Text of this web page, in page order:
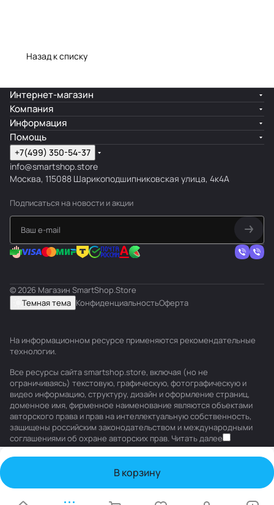
Назад к списку
В корзину
Интернет-магазин
Компания
Информация
Помощь
+7(499) 350-54-37
info@smartshop.store
Москва, 115088 Шарикоподшипниковская улица, 4к4А
Подписаться на новости и акции
© 2026 Магазин SmartShop.Store
Темная тема КонфиденциальностьОферта
На информационном ресурсе применяются рекомендательные
технологии.
Все ресурсы сайта smartshop.store, включая (но не
ограничиваясь) текстовую, графическую, фотографическую и
видео информацию, структуру, дизайн и оформление страниц,
доменное имя, фирменное наименование являются объектами
авторского права и прав на интеллектуальную собственность,
защищены российским законодательством и международными
соглашениями об охране авторских прав. Читать далее